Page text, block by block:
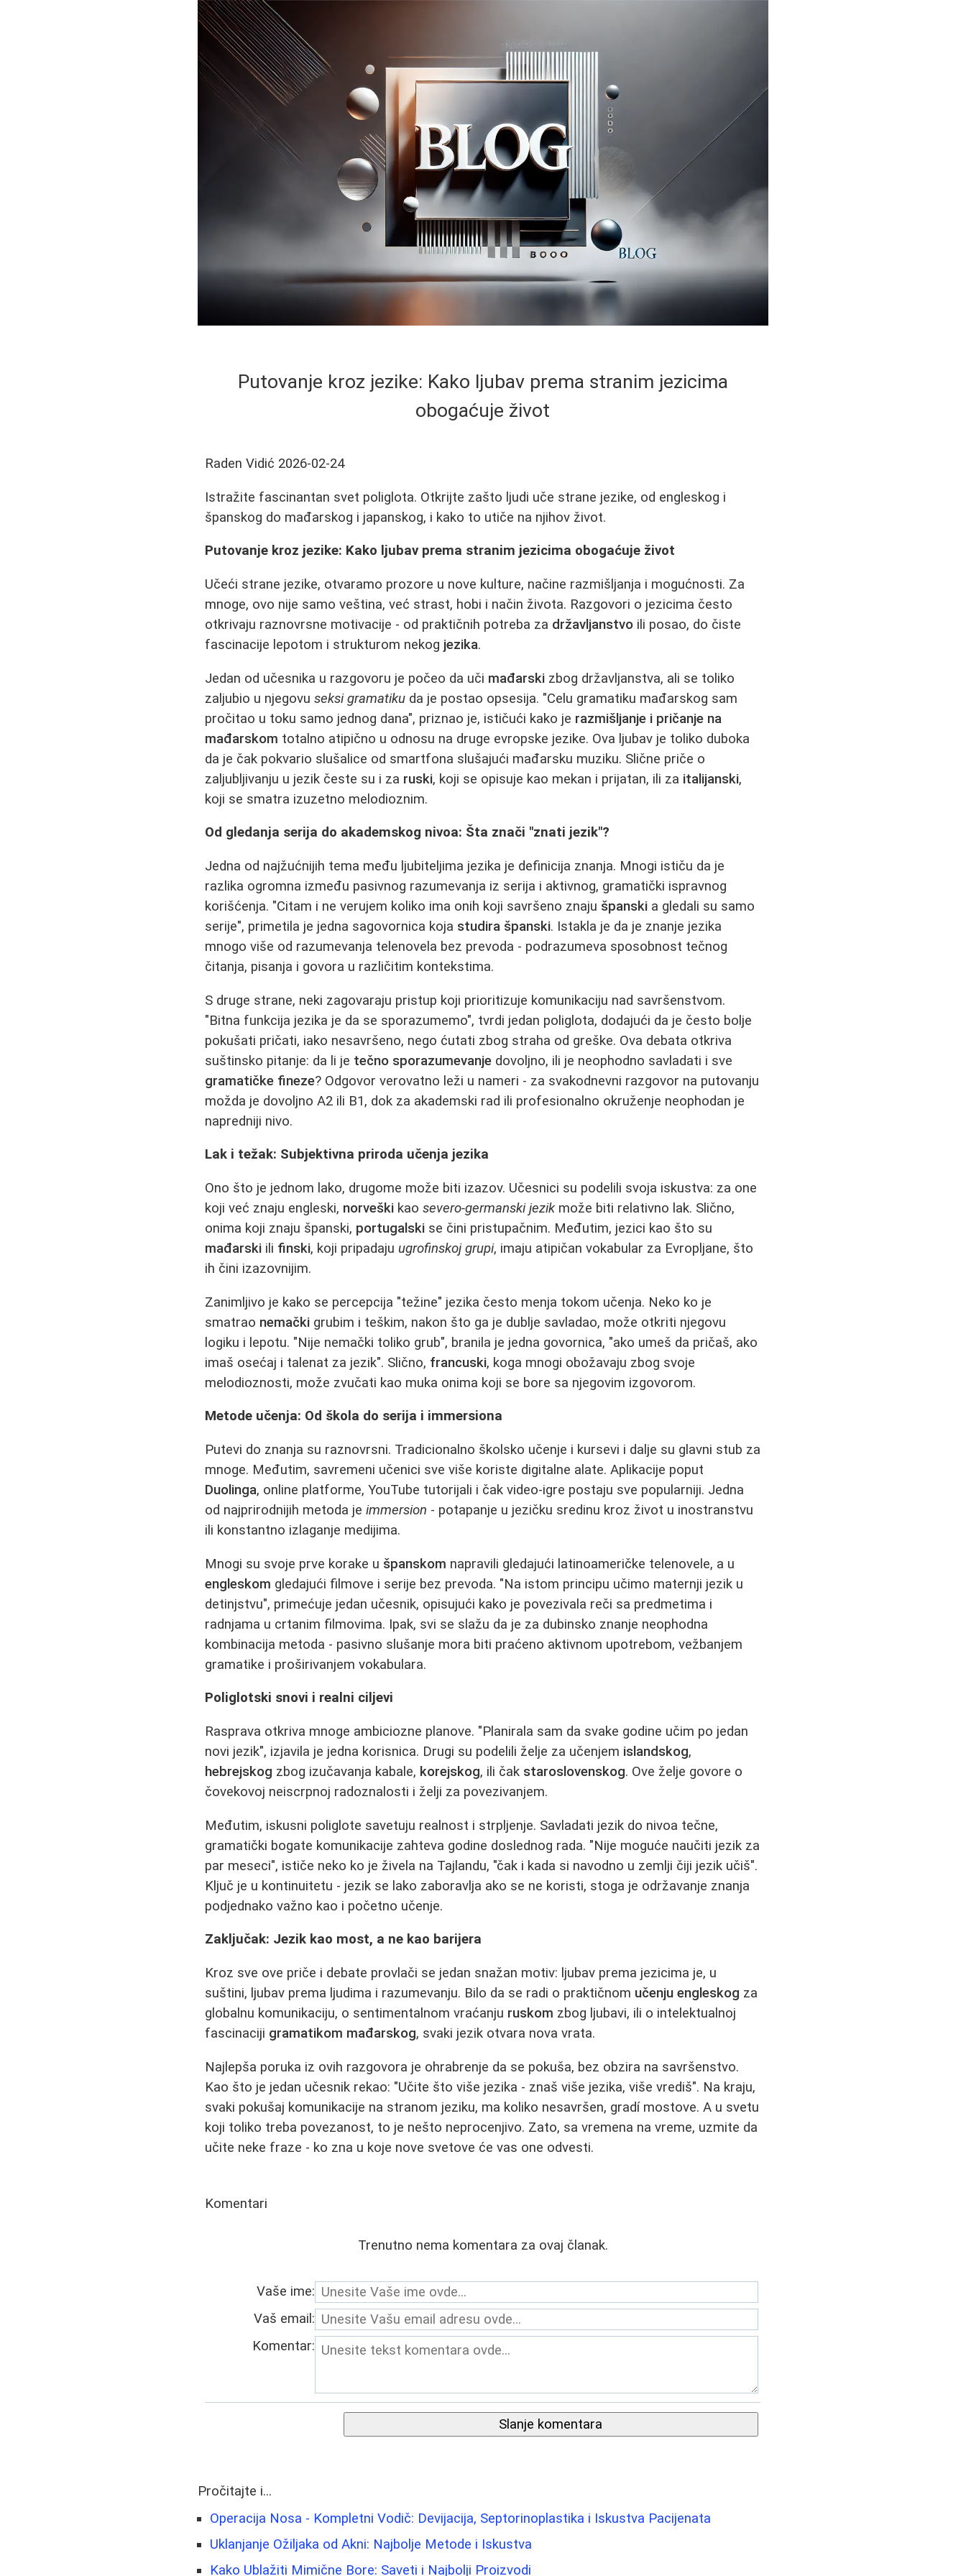
Putovanje kroz jezike: Kako ljubav prema stranim jezicima
obogaćuje život
Raden Vidić 2026-02-24
Istražite fascinantan svet poliglota. Otkrijte zašto ljudi uče strane jezike, od engleskog i
španskog do mađarskog i japanskog, i kako to utiče na njihov život.
Putovanje kroz jezike: Kako ljubav prema stranim jezicima obogaćuje život
Učeći strane jezike, otvaramo prozore u nove kulture, načine razmišljanja i mogućnosti. Za
mnoge, ovo nije samo veština, već strast, hobi i način života. Razgovori o jezicima često
otkrivaju raznovrsne motivacije - od praktičnih potreba za državljanstvo ili posao, do čiste
fascinacije lepotom i strukturom nekog jezika.
Jedan od učesnika u razgovoru je počeo da uči mađarski zbog državljanstva, ali se toliko
zaljubio u njegovuseksi gramatiku da je postao opsesija. "Celu gramatiku mađarskog sam
pročitao u toku samo jednog dana", priznao je, ističući kako je razmišljanje i pričanje na
mađarskom totalno atipično u odnosu na druge evropske jezike. Ova ljubav je toliko duboka
da je čak pokvario slušalice od smartfona slušajući mađarsku muziku. Slične priče o
zaljubljivanju u jezik česte su i za ruski, koji se opisuje kao mekan i prijatan, ili za italijanski,
koji se smatra izuzetno melodioznim.
Od gledanja serija do akademskog nivoa: Šta znači "znati jezik"?
Jedna od najžućnijih tema među ljubiteljima jezika je definicija znanja. Mnogi ističu da je
razlika ogromna između pasivnog razumevanja iz serija i aktivnog, gramatički ispravnog
korišćenja. "Citam i ne verujem koliko ima onih koji savršeno znaju španski a gledali su samo
serije", primetila je jedna sagovornica koja studira španski. Istakla je da je znanje jezika
mnogo više od razumevanja telenovela bez prevoda - podrazumeva sposobnost tečnog
čitanja, pisanja i govora u različitim kontekstima.
S druge strane, neki zagovaraju pristup koji prioritizuje komunikaciju nad savršenstvom.
"Bitna funkcija jezika je da se sporazumemo", tvrdi jedan poliglota, dodajući da je često bolje
pokušati pričati, iako nesavršeno, nego ćutati zbog straha od greške. Ova debata otkriva
suštinsko pitanje: da li je tečno sporazumevanje dovoljno, ili je neophodno savladati i sve
gramatičke fineze? Odgovor verovatno leži u nameri - za svakodnevni razgovor na putovanju
možda je dovoljno A2 ili B1, dok za akademski rad ili profesionalno okruženje neophodan je
napredniji nivo.
Lak i težak: Subjektivna priroda učenja jezika
Ono što je jednom lako, drugome može biti izazov. Učesnici su podelili svoja iskustva: za one
koji već znaju engleski, norveški kaosevero-germanski jezikmože biti relativno lak. Slično,
onima koji znaju španski, portugalski se čini pristupačnim. Međutim, jezici kao što su
mađarski ili finski, koji pripadaju ugrofinskoj grupi, imaju atipičan vokabular za Evropljane, što
ih čini izazovnijim.
Zanimljivo je kako se percepcija "težine" jezika često menja tokom učenja. Neko ko je
smatrao nemački grubim i teškim, nakon što ga je dublje savladao, može otkriti njegovu
logiku i lepotu. "Nije nemački toliko grub", branila je jedna govornica, "ako umeš da pričaš, ako
imaš osećaj i talenat za jezik". Slično, francuski, koga mnogi obožavaju zbog svoje
melodioznosti, može zvučati kao muka onima koji se bore sa njegovim izgovorom.
Metode učenja: Od škola do serija i immersiona
Putevi do znanja su raznovrsni. Tradicionalno školsko učenje i kursevi i dalje su glavni stub za
mnoge. Međutim, savremeni učenici sve više koriste digitalne alate. Aplikacije poput
Duolinga, online platforme, YouTube tutorijali i čak video-igre postaju sve popularniji. Jedna
od najprirodnijih metoda jeimmersion - potapanje u jezičku sredinu kroz život u inostranstvu
ili konstantno izlaganje medijima.
Mnogi su svoje prve korake u španskom napravili gledajući latinoameričke telenovele, a u
engleskom gledajući filmove i serije bez prevoda. "Na istom principu učimo maternji jezik u
detinjstvu", primećuje jedan učesnik, opisujući kako je povezivala reči sa predmetima i
radnjama u crtanim filmovima. Ipak, svi se slažu da je za dubinsko znanje neophodna
kombinacija metoda - pasivno slušanje mora biti praćeno aktivnom upotrebom, vežbanjem
gramatike i proširivanjem vokabulara.
Poliglotski snovi i realni ciljevi
Rasprava otkriva mnoge ambiciozne planove. "Planirala sam da svake godine učim po jedan
novi jezik", izjavila je jedna korisnica. Drugi su podelili želje za učenjem islandskog,
hebrejskog zbog izučavanja kabale, korejskog, ili čak staroslovenskog. Ove želje govore o
čovekovoj neiscrpnoj radoznalosti i želji za povezivanjem.
Međutim, iskusni poliglote savetuju realnost i strpljenje. Savladati jezik do nivoa tečne,
gramatički bogate komunikacije zahteva godine doslednog rada. "Nije moguće naučiti jezik za
par meseci", ističe neko ko je živela na Tajlandu, "čak i kada si navodno u zemlji čiji jezik učiš".
Ključ je u kontinuitetu - jezik se lako zaboravlja ako se ne koristi, stoga je održavanje znanja
podjednako važno kao i početno učenje.
Zaključak: Jezik kao most, a ne kao barijera
Kroz sve ove priče i debate provlači se jedan snažan motiv: ljubav prema jezicima je, u
suštini, ljubav prema ljudima i razumevanju. Bilo da se radi o praktičnom učenju engleskog za
globalnu komunikaciju, o sentimentalnom vraćanju ruskom zbog ljubavi, ili o intelektualnoj
fascinaciji gramatikom mađarskog, svaki jezik otvara nova vrata.
Najlepša poruka iz ovih razgovora je ohrabrenje da se pokuša, bez obzira na savršenstvo.
Kao što je jedan učesnik rekao: "Učite što više jezika - znaš više jezika, više vrediš". Na kraju,
svaki pokušaj komunikacije na stranom jeziku, ma koliko nesavršen, gradí mostove. A u svetu
koji toliko treba povezanost, to je nešto neprocenjivo. Zato, sa vremena na vreme, uzmite da
učite neke fraze - ko zna u koje nove svetove će vas one odvesti.
Komentari
Trenutno nema komentara za ovaj članak.
Vaše ime:
Vaš email:
Komentar:
Slanje komentara
Pročitajte i...
Operacija Nosa - Kompletni Vodič: Devijacija, Septorinoplastika i Iskustva Pacijenata
Uklanjanje Ožiljaka od Akni: Najbolje Metode i Iskustva
Kako Ublažiti Mimične Bore: Saveti i Najbolji Proizvodi